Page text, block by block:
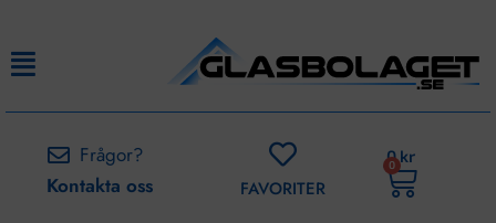
Frågor?
Kontakta oss
FAVORITER
0kr
0